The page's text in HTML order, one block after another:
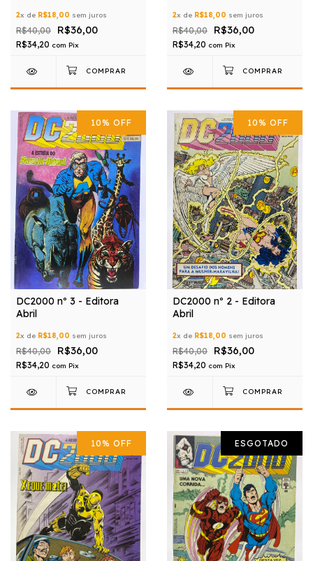
2x de R$18,00 sem juros
R$40,00 R$36,00
R$34,20 com Pix
2x de R$18,00 sem juros
R$40,00 R$36,00
R$34,20 com Pix
10% OFF
DC2000 nº 3 - Editora
Abril
2x de R$18,00 sem juros
R$40,00 R$36,00
R$34,20 com Pix
10% OFF
DC2000 nº 2 - Editora
Abril
2x de R$18,00 sem juros
R$40,00 R$36,00
R$34,20 com Pix
10% OFF ESGOTADO